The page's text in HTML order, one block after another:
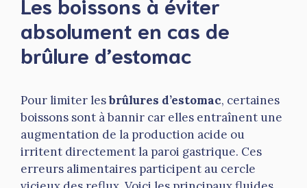
absolument en cas de
brûlure d’estomac
Pour limiter lesbrûlures d’estomac, certaines
boissons sont à bannir car elles entraînent une
augmentation de la production acide ou
irritent directement la paroi gastrique. Ces
erreurs alimentaires participent au cercle